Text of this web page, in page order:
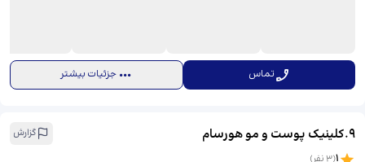
تماس جزئیات بیشتر
9
.کلینیک پوست و مو هورسام گزارش
(
3نفر)